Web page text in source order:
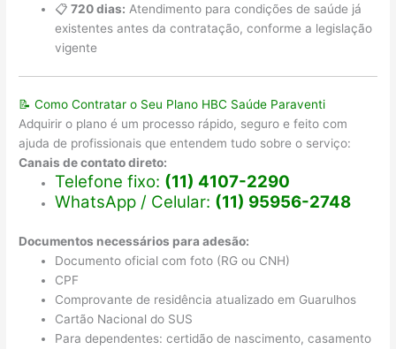
📋720 dias: Atendimento para condições de saúde já
existentes antes da contratação, conforme a legislação
vigente
📝 Como Contratar o Seu Plano HBC Saúde Paraventi
Adquirir o plano é um processo rápido, seguro e feito com
ajuda de profissionais que entendem tudo sobre o serviço:
Canais de contato direto:
Telefone fixo: (11) 4107-2290
WhatsApp / Celular: (11) 95956-2748
Documentos necessários para adesão:
Documento oficial com foto (RG ou CNH)
CPF
Comprovante de residência atualizado em Guarulhos
Cartão Nacional do SUS
Para dependentes: certidão de nascimento, casamento